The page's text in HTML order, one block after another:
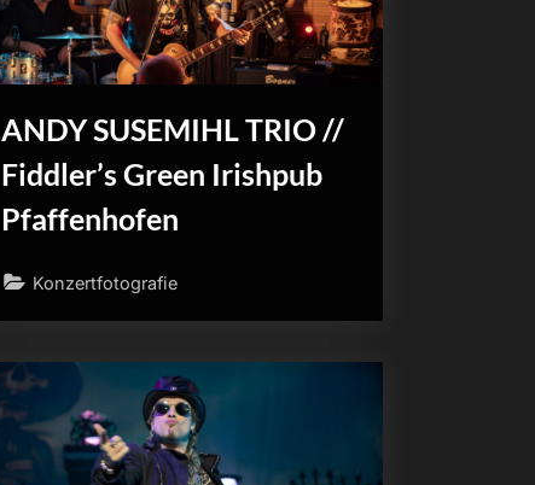
ANDY SUSEMIHL TRIO //
Fiddler’s Green Irishpub
Pfaffenhofen
Konzertfotografie